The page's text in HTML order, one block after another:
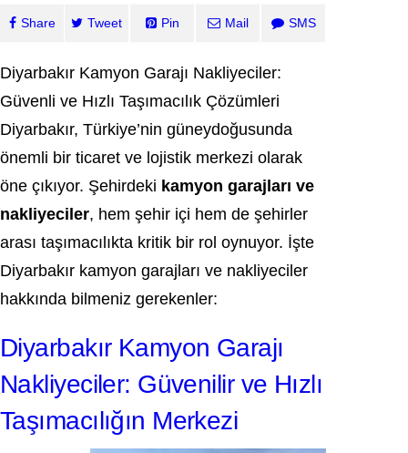
Share Tweet Pin Mail SMS
Diyarbakır Kamyon Garajı Nakliyeciler:
Güvenli ve Hızlı Taşımacılık Çözümleri
Diyarbakır, Türkiye’nin güneydoğusunda
önemli bir ticaret ve lojistik merkezi olarak
öne çıkıyor. Şehirdeki kamyon garajları ve
nakliyeciler, hem şehir içi hem de şehirler
arası taşımacılıkta kritik bir rol oynuyor. İşte
Diyarbakır kamyon garajları ve nakliyeciler
hakkında bilmeniz gerekenler:
Diyarbakır Kamyon Garajı
Nakliyeciler: Güvenilir ve Hızlı
Taşımacılığın Merkezi